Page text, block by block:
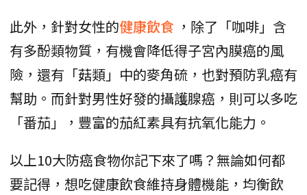
此外，針對女性的健康飲食 ，除了「咖啡」含
有多酚類物質，有機會降低得子宮內膜癌的風
險，還有「菇類」中的麥角硫，也對預防乳癌有
幫助。而針對男性好發的攝護腺癌，則可以多吃
「番茄」，豐富的茄紅素具有抗氧化能力。
以上10大防癌食物你記下來了嗎？無論如何都
要記得，想吃健康飲食維持身體機能，均衡飲